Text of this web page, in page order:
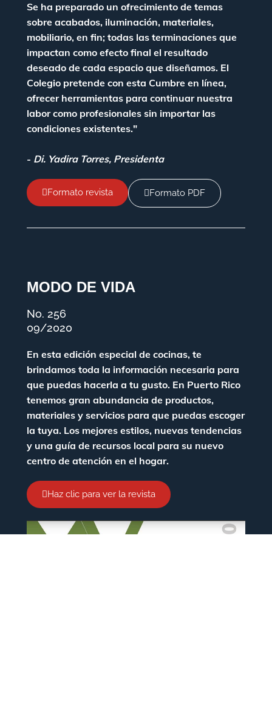
Se ha preparado un ofrecimiento de temas
sobre acabados, iluminación, materiales,
mobiliario, en fin; todas las terminaciones que
impactan como efecto final el resultado
deseado de cada espacio que diseñamos. El
Colegio pretende con esta Cumbre en línea,
ofrecer herramientas para continuar nuestra
labor como profesionales sin importar las
condiciones existentes."
- Di. Yadira Torres, Presidenta
Formato revista Formato PDF
MODO DE VIDA
No. 256
09/2020
En esta edición especial de cocinas, te
brindamos toda la información necesaria para
que puedas hacerla a tu gusto. En Puerto Rico
tenemos gran abundancia de productos,
materiales y servicios para que puedas escoger
la tuya. Los mejores estilos, nuevas tendencias
y una guía de recursos local para su nuevo
centro de atención en el hogar.
Haz clic para ver la revista